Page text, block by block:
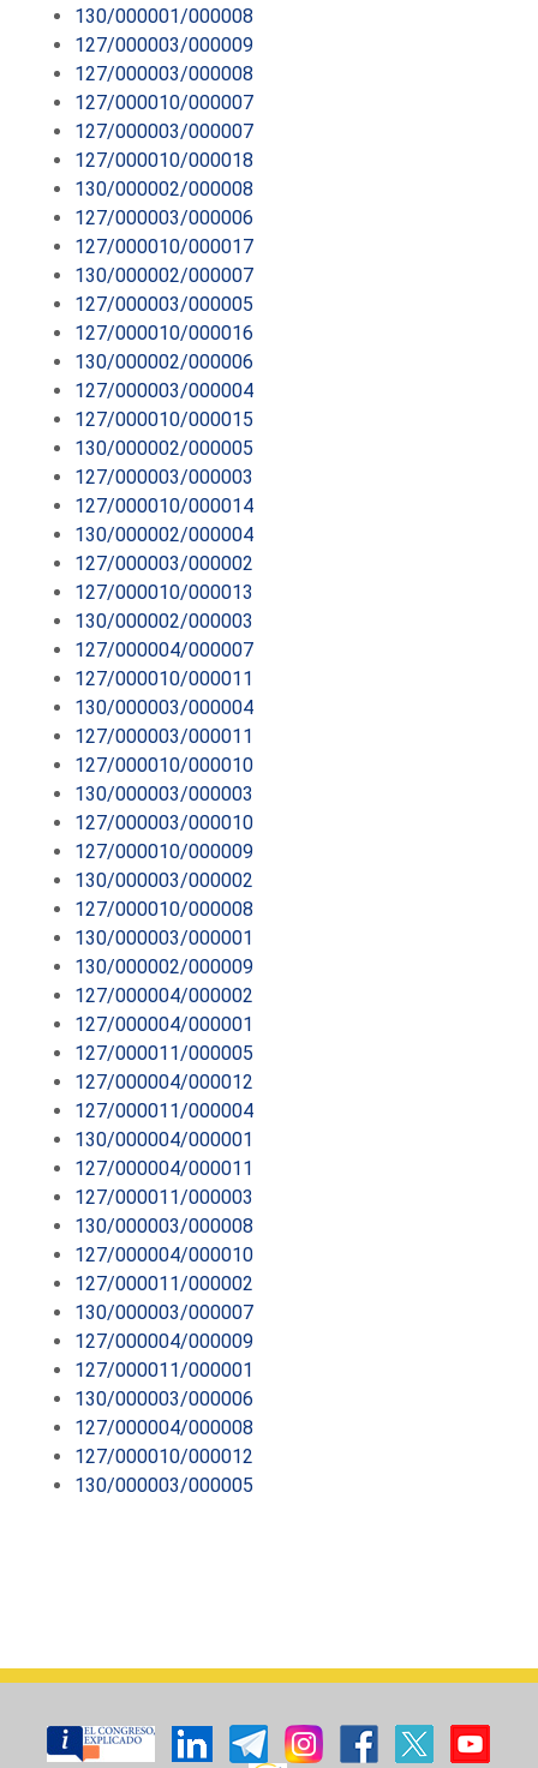
130/000001/000008
127/000003/000009
127/000003/000008
127/000010/000007
127/000003/000007
127/000010/000018
130/000002/000008
127/000003/000006
127/000010/000017
130/000002/000007
127/000003/000005
127/000010/000016
130/000002/000006
127/000003/000004
127/000010/000015
130/000002/000005
127/000003/000003
127/000010/000014
130/000002/000004
127/000003/000002
127/000010/000013
130/000002/000003
127/000004/000007
127/000010/000011
130/000003/000004
127/000003/000011
127/000010/000010
130/000003/000003
127/000003/000010
127/000010/000009
130/000003/000002
127/000010/000008
130/000003/000001
130/000002/000009
127/000004/000002
127/000004/000001
127/000011/000005
127/000004/000012
127/000011/000004
130/000004/000001
127/000004/000011
127/000011/000003
130/000003/000008
127/000004/000010
127/000011/000002
130/000003/000007
127/000004/000009
127/000011/000001
130/000003/000006
127/000004/000008
127/000010/000012
130/000003/000005